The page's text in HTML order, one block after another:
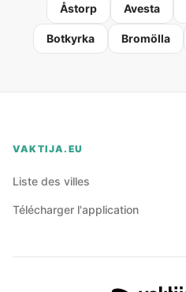
Åstorp Avesta
Botkyrka Bromölla
VAKTIJA.EU
Liste des villes
Télécharger l'application